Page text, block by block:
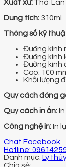
Xuất xứ: Thái Lan
Dung tích: 310ml
Thông số kỹ
Đường kính
Đường kính
Đường kính
Cao: 100
Khối lượng
Quy cách đóng
Quy cách in ấn:
Công nghệ in:In
Chat Facebook
Hotline:
Danh mục: Ly